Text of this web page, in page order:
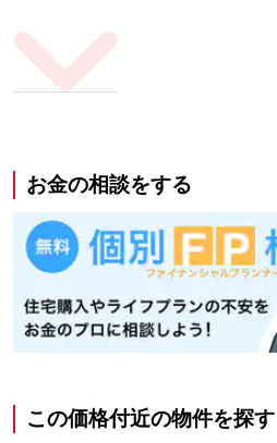
お金の相談をする
この価格付近の物件を探す